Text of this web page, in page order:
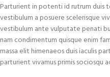
Parturient in potenti id rutrum duis
vestibulum a posuere scelerisque
vestibulum ante vulputate penati
nam condimentum quisque enim
massa elit himenaeos duis iaculis
parturient vivamus primis sociosqu